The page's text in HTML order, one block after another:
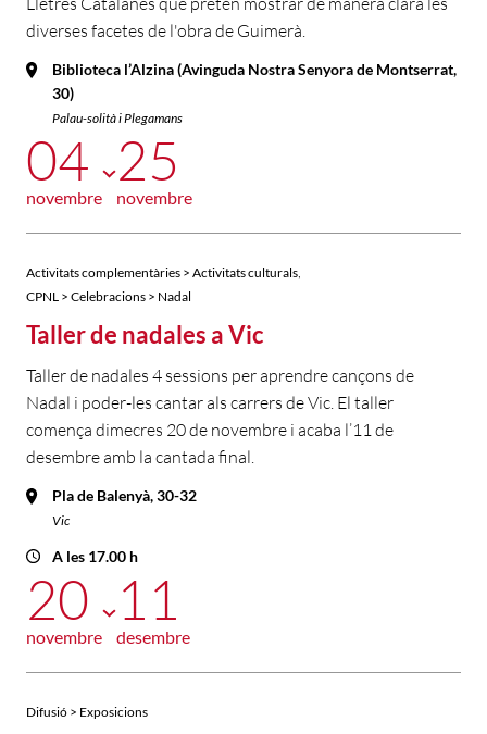
diverses facetes de l'obra de Guimerà.
Biblioteca l’Alzina (Avinguda Nostra Senyora de Montserrat,
30)
Palau-solità i Plegamans
04
novembre
25
novembre
Activitats complementàries > Activitats culturals
CPNL > Celebracions > Nadal
Taller de nadales a Vic
Taller de nadales 4 sessions per aprendre cançons de
Nadal i poder-les cantar als carrers de Vic. El taller
comença dimecres 20 de novembre i acaba l’11 de
desembre amb la cantada final.
Pla de Balenyà, 30-32
Vic
A les 17.00 h
20
novembre
11
desembre
Difusió > Exposicions